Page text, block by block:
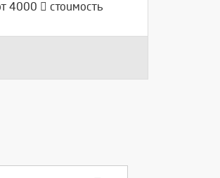
4000
стоимость